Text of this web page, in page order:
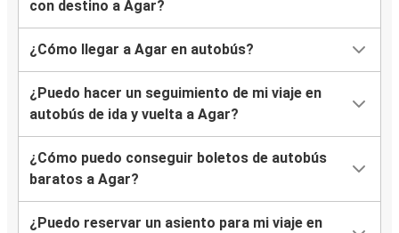
con destino a Agar?
¿Cómo llegar a Agar en autobús?
¿Puedo hacer un seguimiento de mi viaje en
autobús de ida y vuelta a Agar?
¿Cómo puedo conseguir boletos de autobús
baratos a Agar?
¿Puedo reservar un asiento para mi viaje en